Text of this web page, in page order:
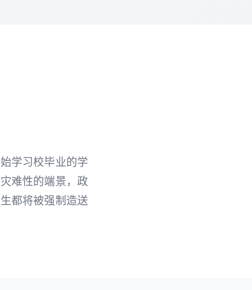
学习校毕业的学
难性的端景，政
都将被强制造送